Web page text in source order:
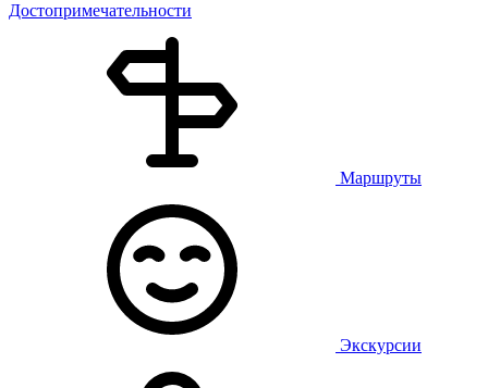
Достопримечательности
Маршруты
Экскурсии